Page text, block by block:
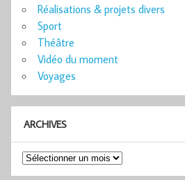
Réalisations & projets divers
Sport
Théâtre
Vidéo du moment
Voyages
ARCHIVES
Archives